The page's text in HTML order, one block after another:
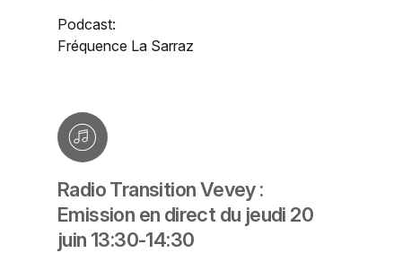
Podcast:
Fréquence La Sarraz
Radio Transition Vevey :
Emission en direct du jeudi 20
juin 13:30-14:30